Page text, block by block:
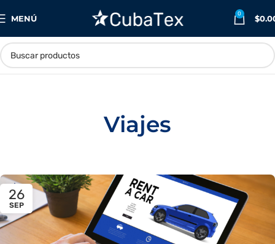
MENÚ 0 $
Viajes
26
SEP